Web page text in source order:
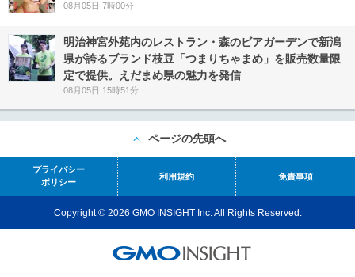
08月05日 7時00分
明治神宮外苑内のレストラン・森のビアガーデンで新潟
県が誇るブランド枝豆「つまりちゃまめ」を販売数量限
定で提供。えだまめ県の魅力を発信
08月05日 15時51分
ページの先頭へ
プライバシー
ポリシー
利用規約 免責事項
Copyright © 2026 GMO INSIGHT Inc. All Rights Reserved.